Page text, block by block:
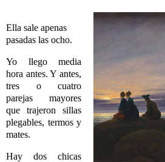
Ella sale apenas
pasadas las ocho.
Yo llego media
hora antes. Y antes,
tres o cuatro
parejas mayores
que trajeron sillas
plegables, termos y
mates.
Hay dos chicas